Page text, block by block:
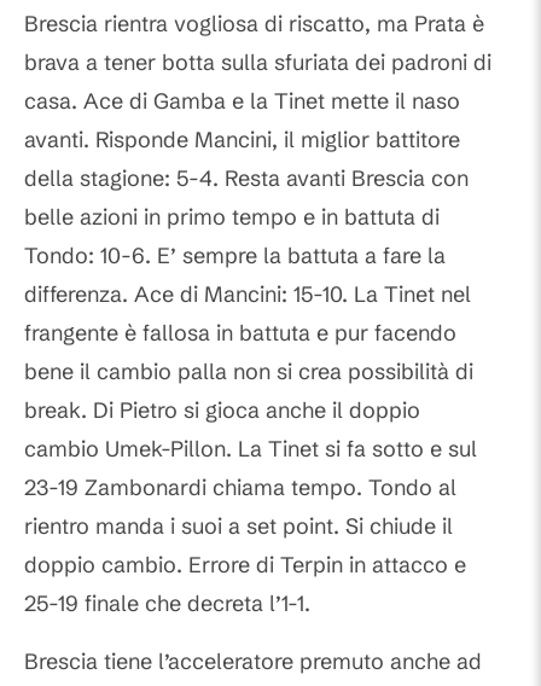
Brescia rientra vogliosa di riscatto, ma Prata è
brava a tener botta sulla sfuriata dei padroni di
casa. Ace di Gamba e la Tinet mette il naso
avanti. Risponde Mancini, il miglior battitore
della stagione: 5-4. Resta avanti Brescia con
belle azioni in primo tempo e in battuta di
Tondo: 10-6. E’ sempre la battuta a fare la
differenza. Ace di Mancini: 15-10. La Tinet nel
frangente è fallosa in battuta e pur facendo
bene il cambio palla non si crea possibilità di
break. Di Pietro si gioca anche il doppio
cambio Umek-Pillon. La Tinet si fa sotto e sul
23-19 Zambonardi chiama tempo. Tondo al
rientro manda i suoi a set point. Si chiude il
doppio cambio. Errore di Terpin in attacco e
25-19 finale che decreta l’1-1.
Brescia tiene l’acceleratore premuto anche ad